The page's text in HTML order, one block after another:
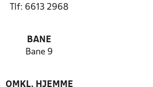
Tlf: 6613 2968
BANE
Bane 9
OMKL. HJEMME